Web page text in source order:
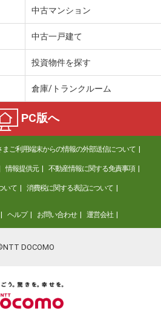
中古マンション
中古一戸建て
投資物件を探す
倉庫/トランクルーム
PC版へ
まご利用端末からの情報の外部送信について
情報提供元 不動産情報に関する免責事項
いて 消費税に関する表記について
ヘルプ お問い合わせ 運営会社
DOCOMO